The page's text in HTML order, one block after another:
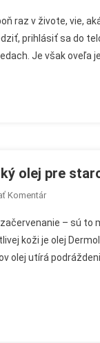
Tabs
–
Názor
raz v živote, vie,
prihlásiť sa do
Je však oveľa
olej pre
KomentárOn
–
Názor
Na
– sú
koži je olej
olej utírá